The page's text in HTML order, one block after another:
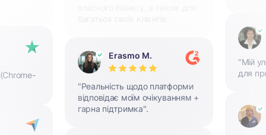
Erasmo M.
"Реальність щодо платформи
відповідає моїм очікуванням +
гарна підтримка".
"Мій
для